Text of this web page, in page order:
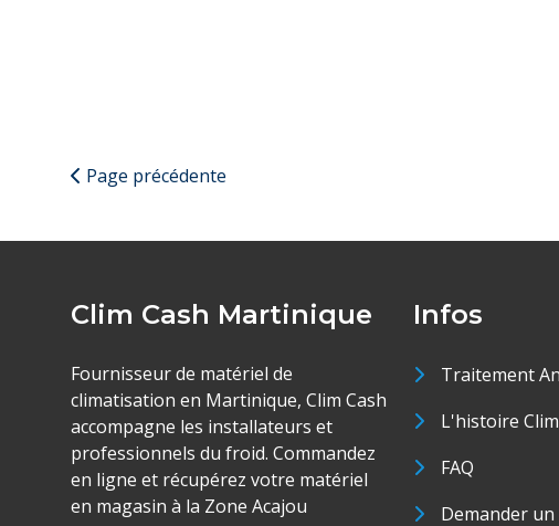
Page précédente
Clim Cash Martinique
Fournisseur de matériel de
climatisation en Martinique, Clim Cash
accompagne les installateurs et
professionnels du froid. Commandez
en ligne et récupérez votre matériel
en magasin à la Zone Acajou
Infos
Traitement
L'histoire
FAQ
Demander un